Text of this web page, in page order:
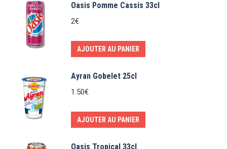
Oasis Pomme Cassis 33cl
2€
AJOUTER AU PANIER
Ayran Gobelet 25cl
1.50€
AJOUTER AU PANIER
Oasis Tropical 33cl